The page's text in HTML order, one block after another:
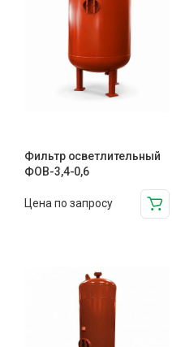
Фильтр осветлительный
ФОВ-3,4-0,6
Цена по запросу